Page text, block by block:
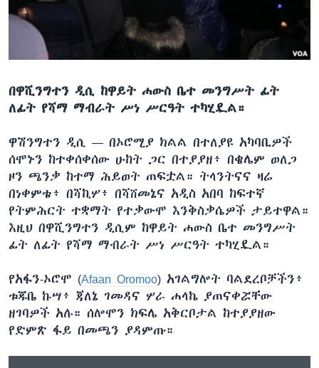
ቋንቋዎች
በዋሺንግተን ዲሲ ከዋይት ሐውስ ቤተ መንግሥት ፊት
ለፊት የሻማ ማብራት ሥነ ሥርዓት ተካሂዷል።
ዋሽንግተን ዲሲ — በኦሮሚያ ክልል በተለያዩ አካባቢዎች
ሰሞኑን ከተቀሰቀሰው ሁከት ጋር በተያያዘ፥ በቄሌም ወለጋ
ዞን ጫንቃ ከተማ ሕይወት ጠፍቷል። ትላንትናና ዛሬ
በነቀምቴ፥ በሻኪሦ፥ በሻሸመኔና አዲስ አበባ ከፍተኛ
የትምሕርት ተቋማት የተቃውሞ እንቅስቃሴዎች ታይተዋል።
እዚህ በዋሺንግተን ዲሲም ከዋይት ሐውስ ቤተ መንግሥት
ፊት ለፊት የሻማ ማብራት ሥነ ሥርዓት ተካሂዷል።
የአፋን-ኦሮሞ (Afaan Oromoo) አገልግሎት ባልደረቦቻችን፥
ቱጁቤ ኩሣ፥ ጃለኔ ገመዳና ሦራ ሐላኬ ያጠናቀሯቸው
ዘገባዎች አሉ። ሰሎሞን ክፍሌ አቅርቦታል ከተያያዘው
የድምጽ ፋይ በመጫን ያዳምጡ።